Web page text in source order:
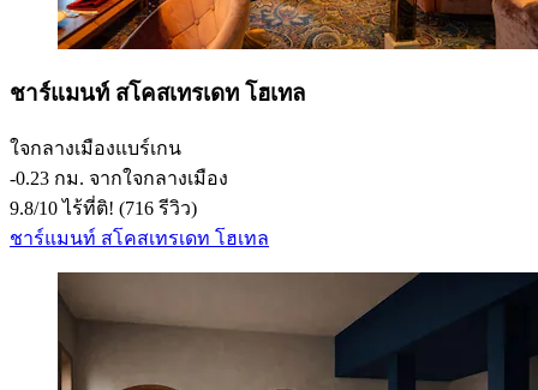
ชาร์แมนท์ สโคสเทรเดท โฮเทล
ใจกลางเมืองแบร์เกน
‐0.23 กม. จากใจกลางเมือง
9.8/10ไร้ที่ติ! (716 รีวิว)
ชาร์แมนท์ สโคสเทรเดท โฮเทล